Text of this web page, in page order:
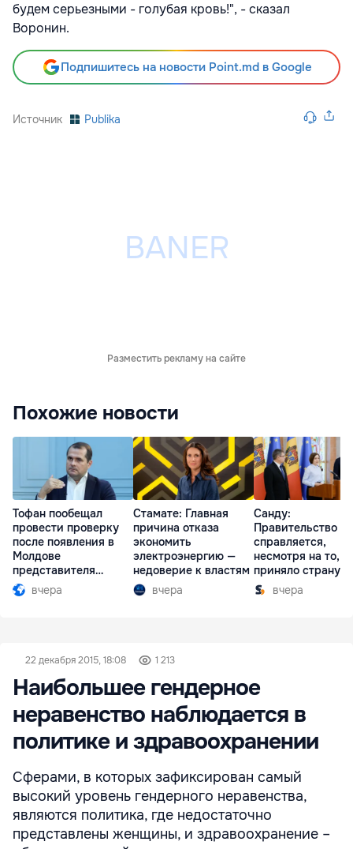
будем серьезными - голубая кровь!", - сказал
Воронин.
Подпишитесь на новости Point.md в Google
Источник Publika
Разместить рекламу на сайте
Похожие новости
Тофан пообещал
провести проверку
после появления в
Молдове
представителя
Южной Осетии
вчера
Стамате: Главная
причина отказа
экономить
электроэнергию —
недоверие к властям
вчера
Санду:
Правительство
справляется,
несмотря на то,
приняло страну в
разгар кризиса
вчера
22 декабря 2015, 18:08 1 213
Наибольшее гендерное
неравенство наблюдается в
политике и здравоохранении
Сферами, в которых зафиксирован самый
высокий уровень гендерного неравенства,
являются политика, где недостаточно
представлены женщины, и здравоохранение –